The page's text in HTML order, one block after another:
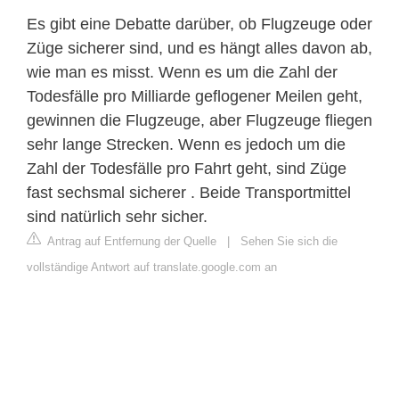
Es gibt eine Debatte darüber, ob Flugzeuge oder
Züge sicherer sind, und es hängt alles davon ab,
wie man es misst. Wenn es um die Zahl der
Todesfälle pro Milliarde geflogener Meilen geht,
gewinnen die Flugzeuge, aber Flugzeuge fliegen
sehr lange Strecken. Wenn es jedoch um die
Zahl der Todesfälle pro Fahrt geht, sind Züge
fast sechsmal sicherer . Beide Transportmittel
sind natürlich sehr sicher.
Antrag auf Entfernung der Quelle | Sehen Sie sich die
vollständige Antwort auf translate.google.com an